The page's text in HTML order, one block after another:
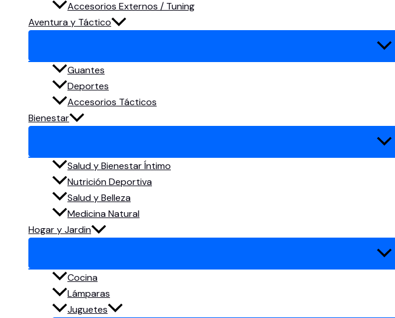
Accesorios Externos / Tuning
Aventura y Táctico
Guantes
Deportes
Accesorios Tácticos
Bienestar
Salud y Bienestar Íntimo
Nutrición Deportiva
Salud y Belleza
Medicina Natural
Hogar y Jardin
Cocina
Lámparas
Juguetes